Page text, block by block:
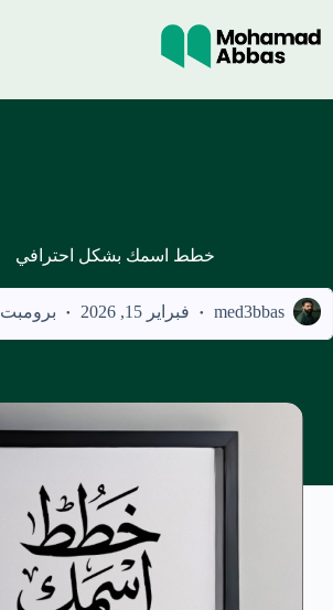
إلى
المحتوى
خطط اسمك بشكل احترافي
med3bbas فبراير 15, 2026 برومبت